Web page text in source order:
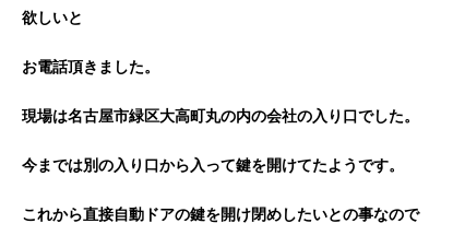
欲しいと
お電話頂きました。
現場は名古屋市緑区大高町丸の内の会社の入り口でした。
今までは別の入り口から入って鍵を開けてたようです。
これから直接自動ドアの鍵を開け閉めしたいとの事なので